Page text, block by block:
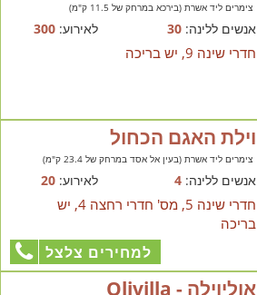
צימרים ליד אשרת (בירכא במרחק של 11.5 ק"מ)
אנשים ללינה:30 לאירוע:300
חדרי שינה 9, יש בריכה
וילת האגם הכחול
צימרים ליד אשרת (בעין אל אסד במרחק של 23.4 ק"מ)
אנשים ללינה:4 לאירוע:20
חדרי שינה 5, מס' חדרי רחצה 4, יש
בריכה
למחירים צלצל
אוליוילה - Olivilla